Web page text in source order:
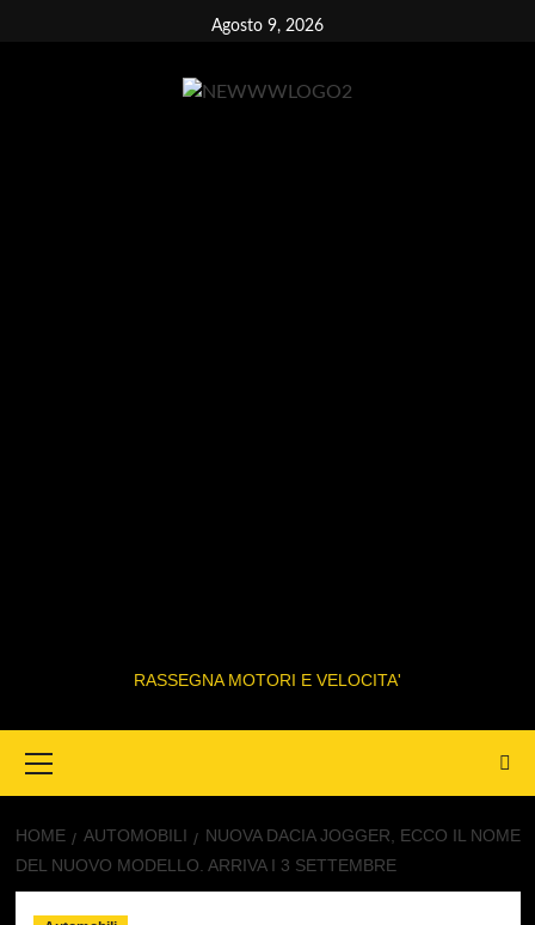
Agosto 9, 2026
RASSEGNA MOTORI E VELOCITA'
Menu
HOME AUTOMOBILI
NUOVA DACIA JOGGER, ECCO IL NOME
DEL NUOVO MODELLO. ARRIVA I 3 SETTEMBRE